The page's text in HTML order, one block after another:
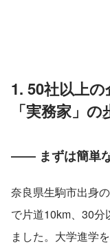
1. 50社以上
「実務家」の
―― まずは簡単
奈良県生駒市出身
で片道10km、30分
ました。大学進学